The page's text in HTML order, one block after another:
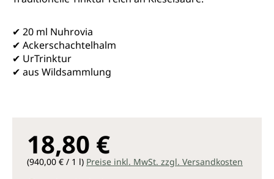
✔ 20 ml Nuhrovia
✔ Ackerschachtelhalm
✔ UrTrinktur
✔ aus Wildsammlung
18,80 €
(940,00 € / 1 l) Preise inkl. MwSt. zzgl. Versandkosten